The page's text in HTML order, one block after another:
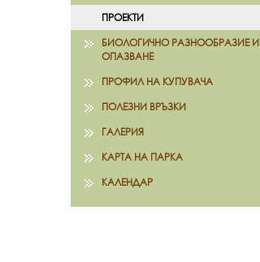
ПРОЕКТИ
БИОЛОГИЧНО РАЗНООБРАЗИЕ И
ОПАЗВАНЕ
ПРОФИЛ НА КУПУВАЧА
ПОЛЕЗНИ ВРЪЗКИ
ГАЛЕРИЯ
КАРТА НА ПАРКА
КАЛЕНДАР